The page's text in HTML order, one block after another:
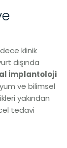
klinik
dışında
İmplantoloji
ve bilimsel
yakından
tedavi